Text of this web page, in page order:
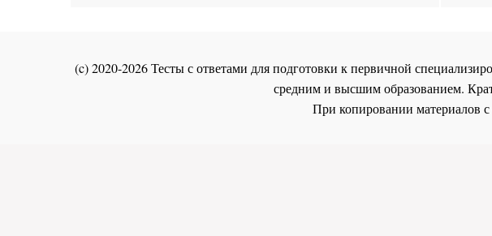
(c) 2020-2026 Тесты с ответами для подготовки к первичной
средним и высшим образованием.
При копировании материалов с